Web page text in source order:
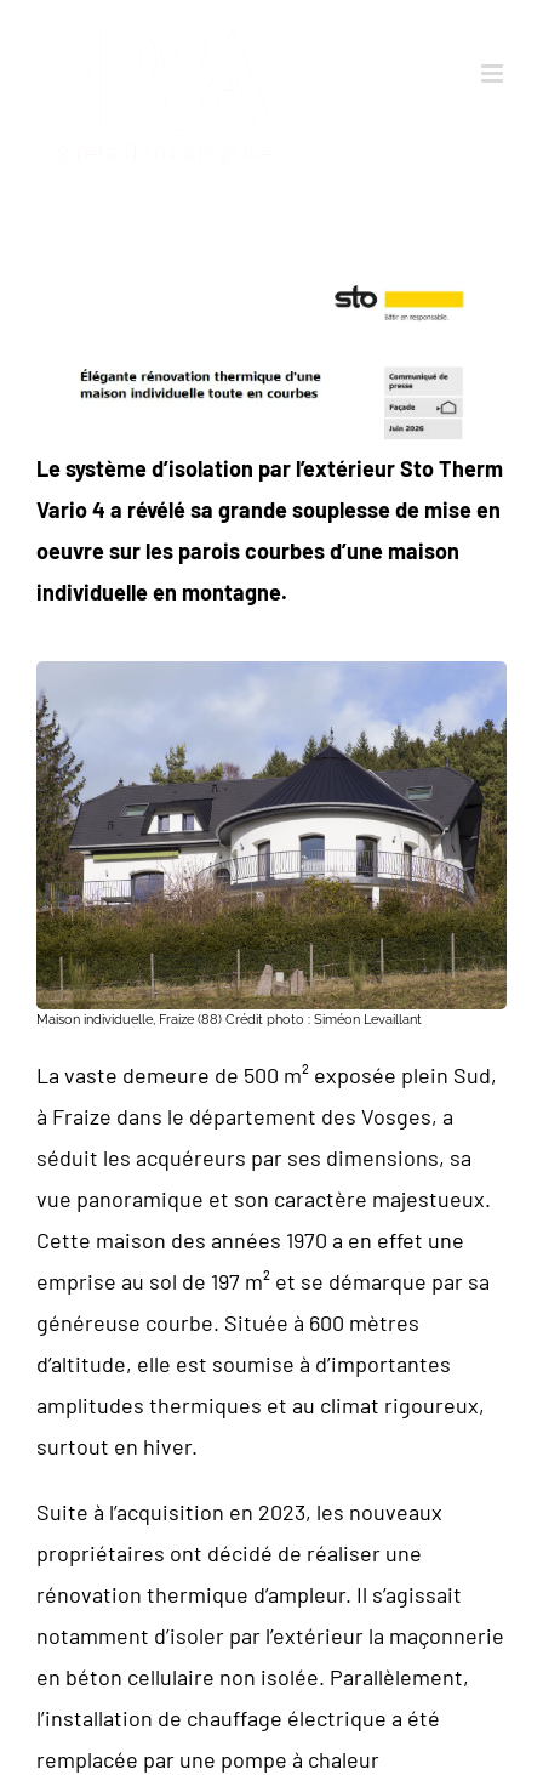
Le système d’isolation par l’extérieur Sto Therm
Vario 4 a révélé sa grande souplesse de mise en
oeuvre sur les parois courbes d’une maison
individuelle en montagne.
Maison individuelle, Fraize (88) Crédit photo : Siméon Levaillant
La vaste demeure de 500 m² exposée plein Sud,
à Fraize dans le département des Vosges, a
séduit les acquéreurs par ses dimensions, sa
vue panoramique et son caractère majestueux.
Cette maison des années 1970 a en effet une
emprise au sol de 197 m² et se démarque par sa
généreuse courbe. Située à 600 mètres
d’altitude, elle est soumise à d’importantes
amplitudes thermiques et au climat rigoureux,
surtout en hiver.
Suite à l’acquisition en 2023, les nouveaux
propriétaires ont décidé de réaliser une
rénovation thermique d’ampleur. Il s’agissait
notamment d’isoler par l’extérieur la maçonnerie
en béton cellulaire non isolée. Parallèlement,
l’installation de chauffage électrique a été
remplacée par une pompe à chaleur